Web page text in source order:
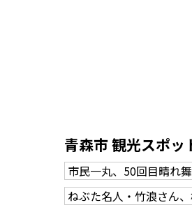
青森市 観光スポッ
市民一丸、50回目晴れ
ねぶた名人・竹浪さん